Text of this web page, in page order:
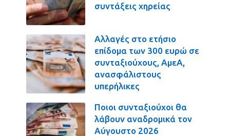
συντάξεις χηρείας
Αλλαγές στο ετήσιο
επίδομα των 300 ευρώ σε
συνταξιούχους, ΑμεΑ,
ανασφάλιστους
υπερήλικες
Ποιοι συνταξιούχοι θα
λάβουν αναδρομικά τον
Αύγουστο 2026